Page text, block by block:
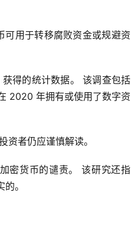
用于转移腐败资金或规避资
得的统计数据。 该调查包括
2020 年拥有或使用了数字资
者仍应谨慎解读。
密货币的谴责。 该研究还指
。